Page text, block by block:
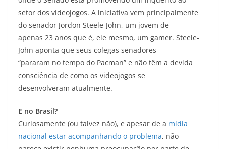
setor dos videojogos. A iniciativa vem principalmente
do senador Jordon Steele-John, um jovem de
apenas 23 anos que é, ele mesmo, um gamer. Steele-
John aponta que seus colegas senadores
“pararam no tempo do Pacman” e não têm a devida
consciência de como os videojogos se
desenvolveram atualmente.
E no Brasil?
Curiosamente (ou talvez não), e apesar de a mídia
nacional estar acompanhando o problema, não